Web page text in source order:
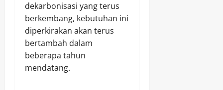
dekarbonisasi yang terus
berkembang, kebutuhan ini
diperkirakan akan terus
bertambah dalam
beberapa tahun
mendatang.